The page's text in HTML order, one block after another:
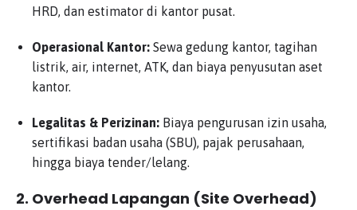
HRD, dan estimator di kantor pusat.
Operasional Kantor: Sewa gedung kantor, tagihan
listrik, air, internet, ATK, dan biaya penyusutan aset
kantor.
Legalitas & Perizinan: Biaya pengurusan izin usaha,
sertifikasi badan usaha (SBU), pajak perusahaan,
hingga biaya tender/lelang.
2. Overhead Lapangan (Site Overhead)